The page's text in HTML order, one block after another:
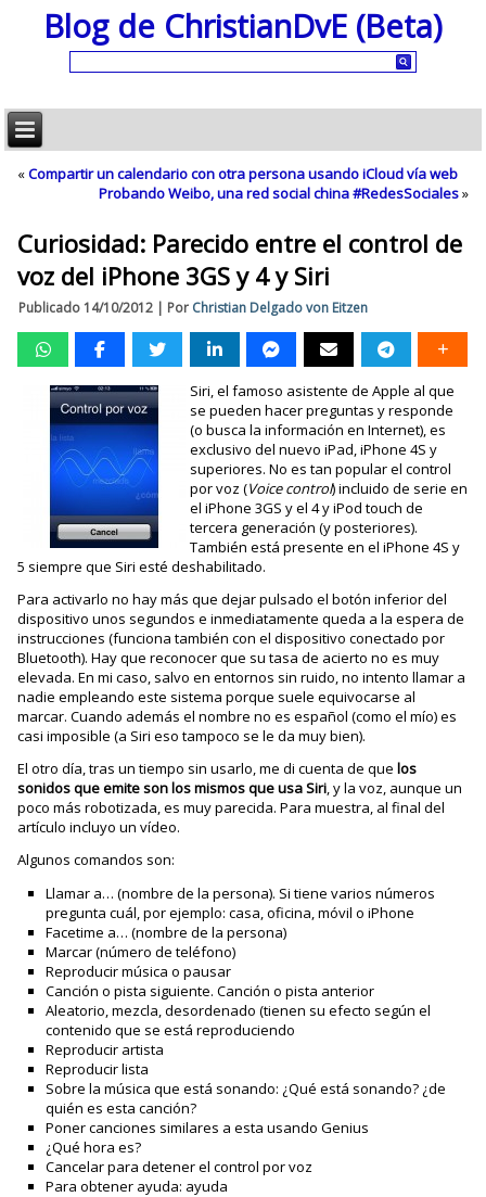
Blog de ChristianDvE (Beta)
«Compartir un calendario con otra persona usando iCloud vía web
Probando Weibo, una red social china #RedesSociales»
Curiosidad: Parecido entre el control de
voz del iPhone 3GS y 4 y Siri
Publicado 14/10/2012 | Por Christian Delgado von Eitzen
Siri, el famoso asistente de Apple al que
se pueden hacer preguntas y responde
(o busca la información en Internet), es
exclusivo del nuevo iPad, iPhone 4S y
superiores. No es tan popular el control
por voz (Voice control) incluido de serie en
el iPhone 3GS y el 4 y iPod touch de
tercera generación (y posteriores).
También está presente en el iPhone 4S y
5 siempre que Siri esté deshabilitado.
Para activarlo no hay más que dejar pulsado el botón inferior del
dispositivo unos segundos e inmediatamente queda a la espera de
instrucciones (funciona también con el dispositivo conectado por
Bluetooth). Hay que reconocer que su tasa de acierto no es muy
elevada. En mi caso, salvo en entornos sin ruido, no intento llamar a
nadie empleando este sistema porque suele equivocarse al
marcar. Cuando además el nombre no es español (como el mío) es
casi imposible (a Siri eso tampoco se le da muy bien).
El otro día, tras un tiempo sin usarlo, me di cuenta de quelos
sonidos que emite son los mismos que usa Siri, y la voz, aunque un
poco más robotizada, es muy parecida. Para muestra, al final del
artículo incluyo un vídeo.
Algunos comandos son:
Llamar a… (nombre de la persona). Si tiene varios números
pregunta cuál, por ejemplo: casa, oficina, móvil o iPhone
Facetime a… (nombre de la persona)
Marcar (número de teléfono)
Reproducir música o pausar
Canción o pista siguiente. Canción o pista anterior
Aleatorio, mezcla, desordenado (tienen su efecto según el
contenido que se está reproduciendo
Reproducir artista
Reproducir lista
Sobre la música que está sonando: ¿Qué está sonando? ¿de
quién es esta canción?
Poner canciones similares a esta usando Genius
¿Qué hora es?
Cancelar para detener el control por voz
Para obtener ayuda: ayuda